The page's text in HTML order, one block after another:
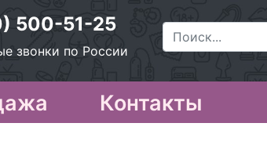
500-51-25
звонки по России
Контакты